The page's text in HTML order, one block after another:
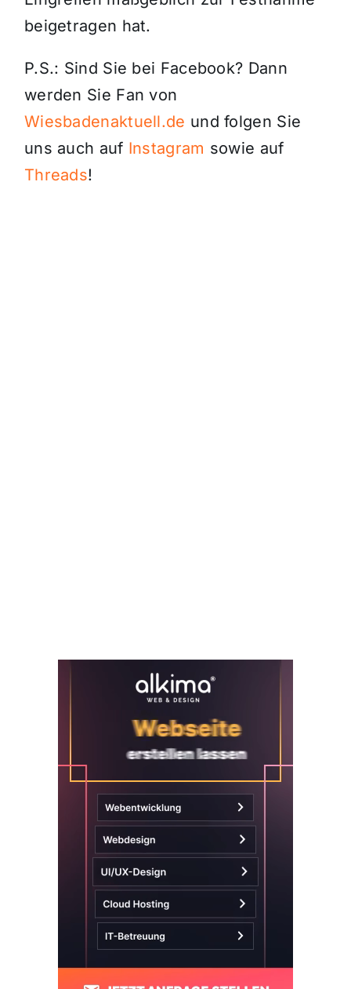
beigetragen hat.
P.S.: Sind Sie bei Facebook? Dann
werden Sie Fan von
Wiesbadenaktuell.de und folgen Sie
uns auch auf Instagram sowie auf
Threads!